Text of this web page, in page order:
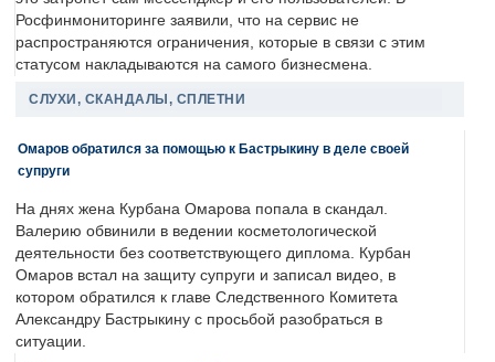
Росфинмониторинге заявили, что на сервис не
распространяются ограничения, которые в связи с этим
статусом накладываются на самого бизнесмена.
СЛУХИ, СКАНДАЛЫ, СПЛЕТНИ
Омаров обратился за помощью к Бастрыкину в деле своей
супруги
На днях жена Курбана Омарова попала в скандал.
Валерию обвинили в ведении косметологической
деятельности без соответствующего диплома. Курбан
Омаров встал на защиту супруги и записал видео, в
котором обратился к главе Следственного Комитета
Александру Бастрыкину с просьбой разобраться в
ситуации.